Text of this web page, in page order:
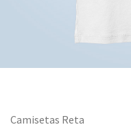
Camisetas Reta